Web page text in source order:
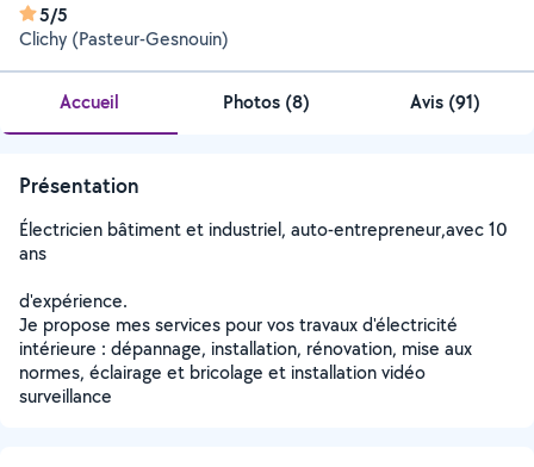
5/5
Clichy (Pasteur-Gesnouin)
Accueil Photos (8) Avis (91)
Présentation
Électricien bâtiment et industriel, auto-entrepreneur,avec 10
ans
d'expérience.
Je propose mes services pour vos travaux d'électricité
intérieure : dépannage, installation, rénovation, mise aux
normes, éclairage et bricolage et installation vidéo
surveillance